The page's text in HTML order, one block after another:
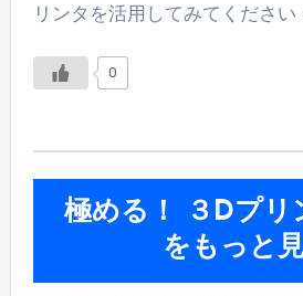
リンタを活用してみてください
0
極める！ ３Dプリ
をもっと